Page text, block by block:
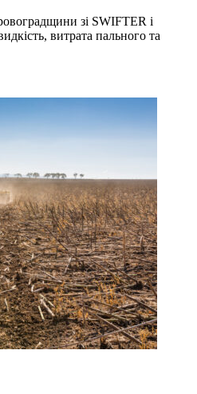
зі SWIFTER і
витрата пального та